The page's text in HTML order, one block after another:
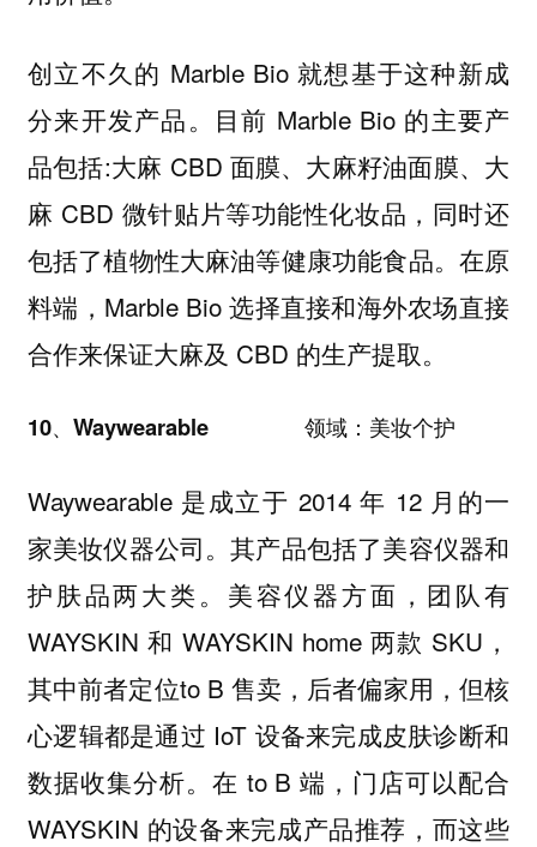
创立不久的 Marble Bio 就想基于这种新成
分来开发产品。 目前 Marble Bio 的主要产
品包括:大麻 CBD 面膜、大麻籽油面膜、大
麻 CBD 微针贴片等功能性化妆品，同时还
包括了植物性大麻油等健康功能食品。 在原
料端， Marble Bio 选择直接和海外农场直接
合作来保证大麻及 CBD 的生产提取。
10、Waywearable领域：美妆个护
Waywearable 是成立于 2014 年 12 月的一
家美妆仪器公司。其产品包括了美容仪器和
护肤品两大类。 美容仪器方面，团队有
WAYSKIN 和 WAYSKIN home 两款 SKU，
其中前者定位to B 售卖，后者偏家用，但核
心逻辑都是通过 IoT 设备来完成皮肤诊断和
数据收集分析。在 to B 端，门店可以配合
WAYSKIN 的设备来完成产品推荐，而这些